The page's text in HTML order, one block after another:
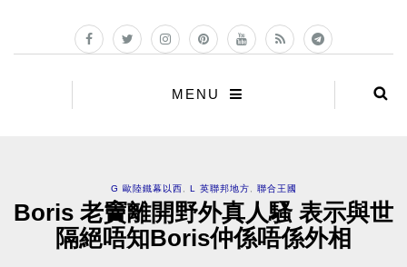
MENU
G 歐陸鐵幕以西 L 英聯邦地方 聯合王國
Boris 老竇離開野外真人騷 表示與世
隔絕唔知Boris仲係唔係外相